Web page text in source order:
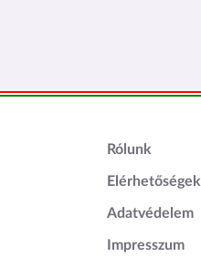
Lábléc1
Rólunk
Elérhetőségek
Adatvédelem
Impresszum